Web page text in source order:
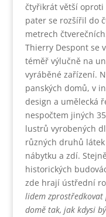
čtyřikrát větší oproti
pater se rozšířil do
metrech
Thierry Despont se
téměř výlučně na
vyráběné zařízení.
panských domů, v
design a umělecká
nespočtem jiných
lustrů vyrobených
různých druhů
nábytku a zdí.
historických
zde hrají ústřední
lidem zprostředkovat
domě tak, jak kdysi